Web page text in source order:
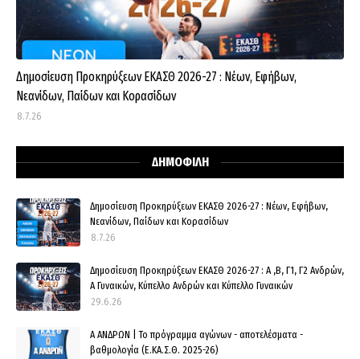
Δημοσίευση Προκηρύξεων ΕΚΑΣΘ 2026-27 : Νέων, Εφήβων,
Νεανίδων, Παίδων και Κορασίδων
8.7.26
ΔΗΜΟΦΙΛΗ
Δημοσίευση Προκηρύξεων ΕΚΑΣΘ 2026-27 : Νέων, Εφήβων,
Νεανίδων, Παίδων και Κορασίδων
8.7.26
Δημοσίευση Προκηρύξεων ΕΚΑΣΘ 2026-27 : Α ,Β, Γ1, Γ2 Ανδρών,
Α Γυναικών, Κύπελλο Ανδρών και Κύπελλο Γυναικών
29.6.26
Α ΑΝΔΡΩΝ | Το πρόγραμμα αγώνων - αποτελέσματα -
βαθμολογία (Ε.ΚΑ.Σ.Θ. 2025-26)